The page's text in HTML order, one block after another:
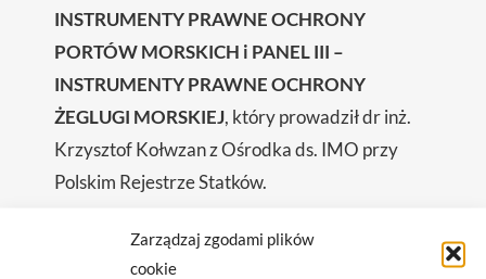
Zarządzaj zgodami plików
cookie
INSTRUMENTY PRAWNE OCHRONY
PORTÓW MORSKICH i PANEL III –
INSTRUMENTY PRAWNE OCHRONY
ŻEGLUGI MORSKIEJ, który prowadził dr inż.
Krzysztof Kołwzan z Ośrodka ds. IMO przy
Polskim Rejestrze Statków.
W konferencji brali udział członek Zarządu PRS